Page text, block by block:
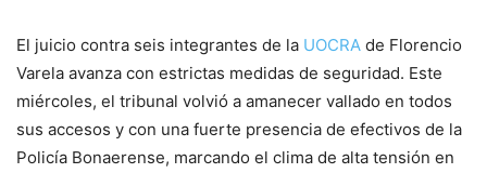
El juicio contra seis integrantes de la UOCRA de Florencio
Varela avanza con estrictas medidas de seguridad. Este
miércoles, el tribunal volvió a amanecer vallado en todos
sus accesos y con una fuerte presencia de efectivos de la
Policía Bonaerense, marcando el clima de alta tensión en